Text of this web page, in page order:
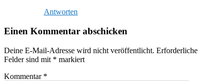
Antworten
Einen Kommentar abschicken
Deine E-Mail-Adresse wird nicht veröffentlicht. Erforderliche
Felder sind mit * markiert
Kommentar *